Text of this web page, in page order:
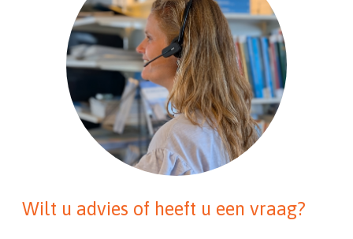
Wilt u advies of heeft u een vraag?